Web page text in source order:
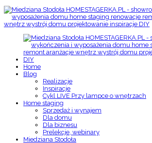
Home
Blog
Realizacje
Inspiracje
Cykl LIVE Przy lampce o wnętrzach
Home staging
Sprzedaż i wynajem
Dla domu
Dla biznesu
Prelekcje, webinary
Miedziana Stodoła